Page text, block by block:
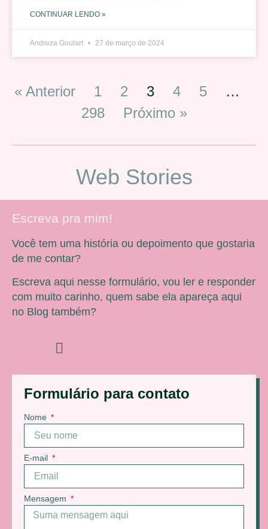
CONTINUAR LENDO »
Andreza Goulart 27 de março de 2024
« Anterior 1 2 3 4 5
…
298
Próximo »
Web Stories
Formulário para contato
Nome
E-mail
Mensagem
Escreva pra mim!
Você tem uma história ou depoimento que gostaria
de me contar?
Escreva aqui nesse formulário, vou ler e responder
com muito carinho, quem sabe ela apareça aqui
no Blog também?